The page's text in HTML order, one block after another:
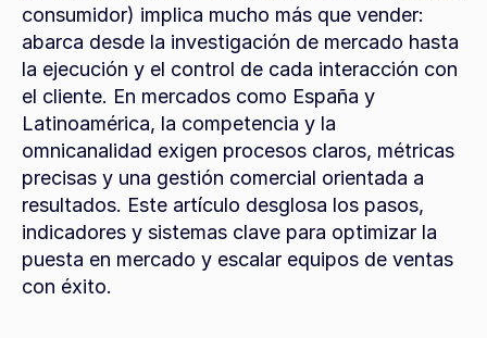
consumidor) implica mucho más que vender:
abarca desde la investigación de mercado hasta
la ejecución y el control de cada interacción con
el cliente. En mercados como España y
Latinoamérica, la competencia y la
omnicanalidad exigen procesos claros, métricas
precisas y una gestión comercial orientada a
resultados. Este artículo desglosa los pasos,
indicadores y sistemas clave para optimizar la
puesta en mercado y escalar equipos de ventas
con éxito.